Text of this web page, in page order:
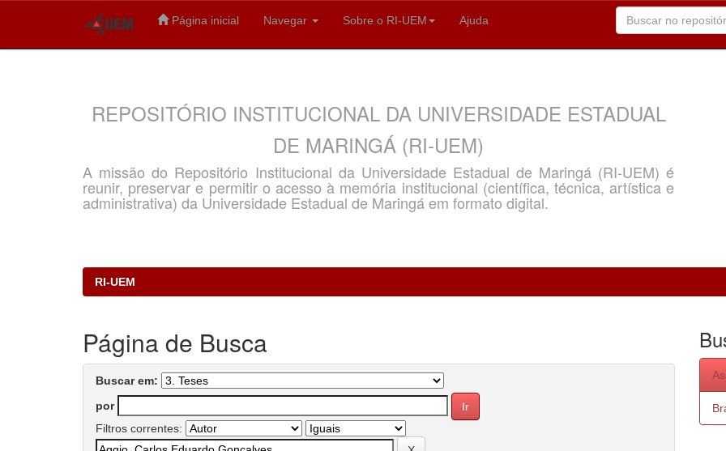
Página inicial Navegar Sobre o RI-UEM Ajuda
REPOSITÓRIO INSTITUCIONAL DA UNIVERSIDADE ESTADUAL
DE MARINGÁ (RI-UEM)
A missão do Repositório Institucional da Universidade Estadual de Maringá (RI-UEM) é
reunir, preservar e permitir o acesso à memória institucional (científica, técnica, artística e
administrativa) da Universidade Estadual de Maringá em formato digital.
RI-UEM
Página de Busca
Buscar em:
por
Filtros correntes: